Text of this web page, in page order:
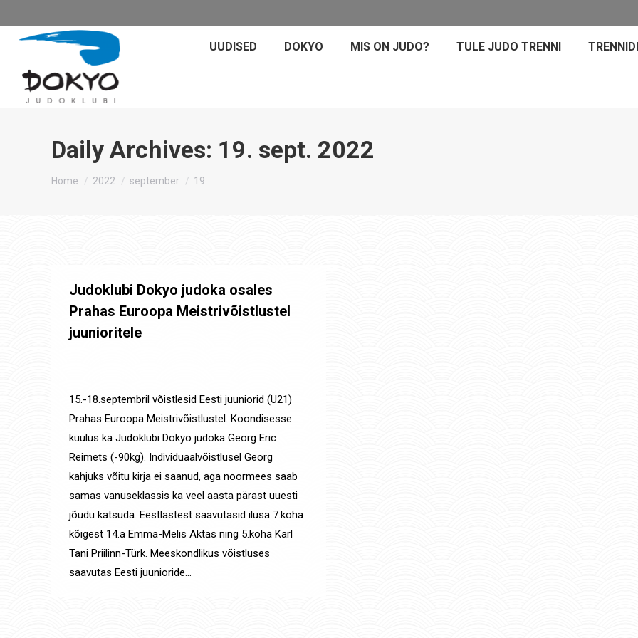
UUDISED DOKYO MIS ON JUDO? TULE JUDO TRENNI
Daily Archives: 19. sept. 2022
You are here:
Home 2022 september 19
Judoklubi Dokyo judoka osales
Prahas Euroopa Meistrivõistlustel
juunioritele
15.-18.septembril võistlesid Eesti juuniorid (U21)
Prahas Euroopa Meistrivõistlustel. Koondisesse
kuulus ka Judoklubi Dokyo judoka Georg Eric
Reimets (-90kg). Individuaalvõistlusel Georg
kahjuks võitu kirja ei saanud, aga noormees saab
samas vanuseklassis ka veel aasta pärast uuesti
jõudu katsuda. Eestlastest saavutasid ilusa 7.koha
kõigest 14.a Emma-Melis Aktas ning 5.koha Karl
Tani Priilinn-Türk. Meeskondlikus võistluses
saavutas Eesti juunioride…